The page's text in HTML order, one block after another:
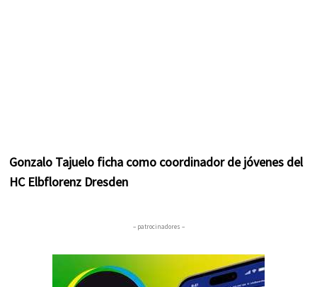
Gonzalo Tajuelo ficha como coordinador de jóvenes del
HC Elbflorenz Dresden
– patrocinadores –